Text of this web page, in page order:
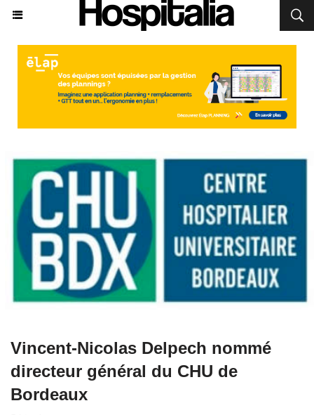
Vincent-Nicolas Delpech nommé
directeur général du CHU de
Bordeaux